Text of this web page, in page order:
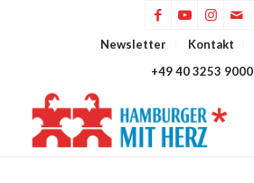
Newsletter Kontakt
+49 40 3253 9000